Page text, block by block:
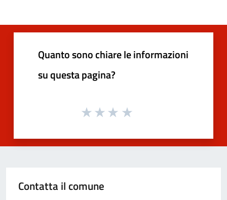
Quanto sono chiare le informazioni
su questa pagina?
Contatta il comune